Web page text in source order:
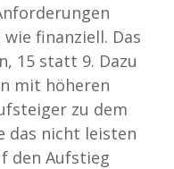
finanziell. Das
15 statt 9. Dazu
mit höheren
zu dem
das nicht leisten
den Aufstieg